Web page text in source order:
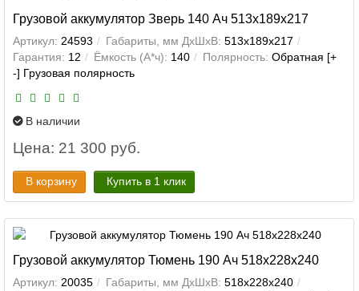
Грузовой аккумулятор Зверь 140 Ач 513x189x217
Артикул: 24593 Габариты, мм ДхШхВ: 513x189x217
Гарантия: 12 Ёмкость (А*ч): 140 Полярность: Обратная [+
-] Грузовая полярность
В наличии
Цена: 21 300 руб.
В корзину Купить в 1 клик
Грузовой аккумулятор Тюмень 190 Ач 518x228x240
Артикул: 20035 Габариты, мм ДхШхВ: 518x228x240